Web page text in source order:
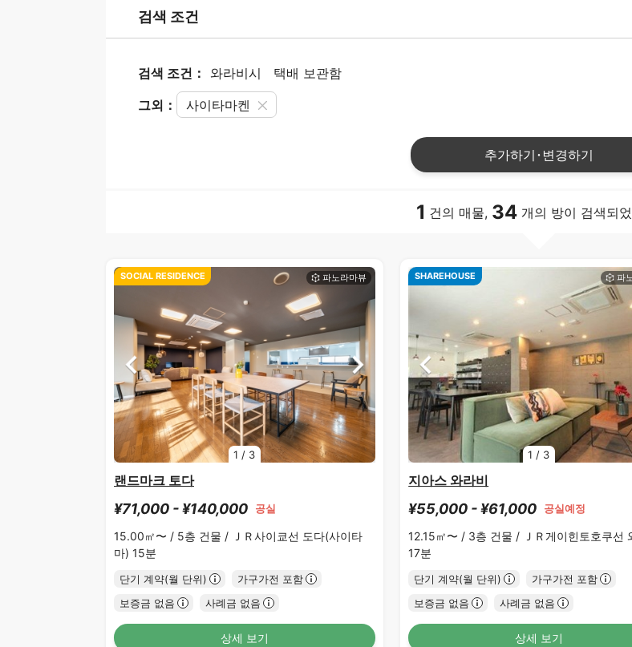
검색 조건
검색 조건： 와라비시 택배 보관함
그외： 사이타마켄
추가하기･변경하기
1 건의 매물, 34 개의 방이 검색되
1 / 3
SOCIAL RESIDENCE
랜드마크 토다
¥71,000 - ¥140,000 공실
15.00㎡〜 / 5층 건물 / ＪＲ사이쿄선 도다(사이타
마) 15분
단기 계약(월 단위)
가구가전 포함
보증금 없음
사례금 없음
상세 보기
1 / 3
SHAREHOUSE
지아스 와라비
¥55,000 - ¥61,000 공실예정
12.15㎡〜 / 3층 건물 / ＪＲ게이힌토호쿠선
17분
단기 계약(월 단위)
가구가전 포함
보증금 없음
사례금 없음
상세 보기